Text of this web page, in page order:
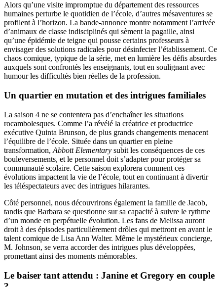
Alors qu’une visite impromptue du département des ressources
humaines perturbe le quotidien de l’école, d’autres mésaventures se
profilent à l’horizon. La bande-annonce montre notamment l’arrivée
d’animaux de classe indisciplinés qui sèment la pagaille, ainsi
qu’une épidémie de teigne qui pousse certains professeurs à
envisager des solutions radicales pour désinfecter l’établissement. Ce
chaos comique, typique de la série, met en lumière les défis absurdes
auxquels sont confrontés les enseignants, tout en soulignant avec
humour les difficultés bien réelles de la profession.
Un quartier en mutation et des intrigues familiales
La saison 4 ne se contentera pas d’enchaîner les situations
rocambolesques. Comme l’a révélé la créatrice et productrice
exécutive Quinta Brunson, de plus grands changements menacent
l’équilibre de l’école. Située dans un quartier en pleine
transformation, Abbott Elementary subit les conséquences de ces
bouleversements, et le personnel doit s’adapter pour protéger sa
communauté scolaire. Cette saison explorera comment ces
évolutions impactent la vie de l’école, tout en continuant à divertir
les téléspectateurs avec des intrigues hilarantes.
Côté personnel, nous découvrirons également la famille de Jacob,
tandis que Barbara se questionne sur sa capacité à suivre le rythme
d’un monde en perpétuelle évolution. Les fans de Melissa auront
droit à des épisodes particulièrement drôles qui mettront en avant le
talent comique de Lisa Ann Walter. Même le mystérieux concierge,
M. Johnson, se verra accorder des intrigues plus développées,
promettant ainsi des moments mémorables.
Le baiser tant attendu : Janine et Gregory en couple